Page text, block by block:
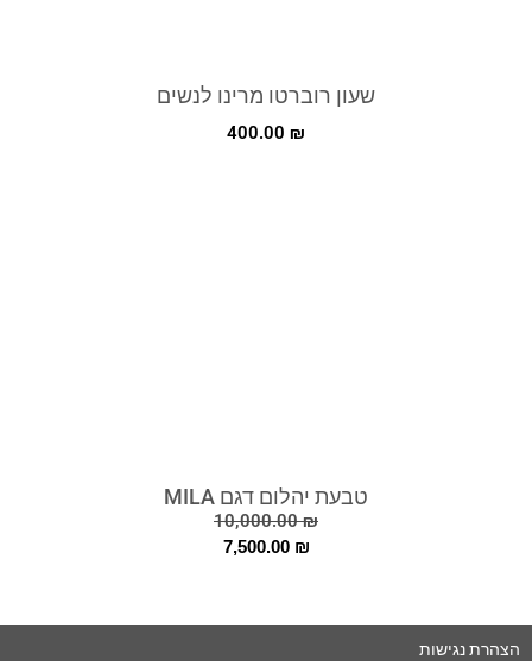
שעון רוברטו מרינו לנשים
400.00 ₪
טבעת יהלום דגם MILA
10,000.00₪
7,500.00 ₪
הצהרת נגישות